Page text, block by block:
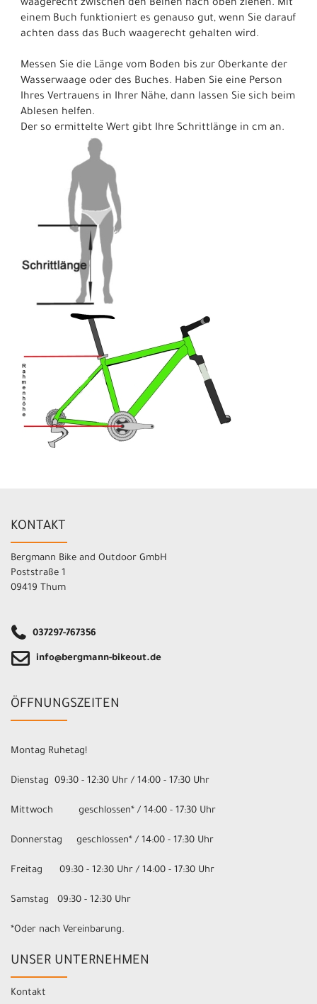
waagerecht zwischen den Beinen nach oben ziehen. Mit
einem Buch funktioniert es genauso gut, wenn Sie darauf
achten dass das Buch waagerecht gehalten wird.
Messen Sie die Länge vom Boden bis zur Oberkante der
Wasserwaage oder des Buches. Haben Sie eine Person
Ihres Vertrauens in Ihrer Nähe, dann lassen Sie sich beim
Ablesen helfen.
Der so ermittelte Wert gibt Ihre Schrittlänge in cm an.
KONTAKT
Bergmann Bike and Outdoor GmbH
Poststraße 1
09419 Thum
037297-767356
info@bergmann-bikeout.de
ÖFFNUNGSZEITEN
Montag Ruhetag!
Dienstag 09:30 - 12:30 Uhr / 14:00 - 17:30 Uhr
Mittwoch geschlossen* / 14:00 - 17:30 Uhr
Donnerstag geschlossen* / 14:00 - 17:30 Uhr
Freitag 09:30 - 12:30 Uhr / 14:00 - 17:30 Uhr
Samstag 09:30 - 12:30 Uhr
*Oder nach Vereinbarung.
UNSER UNTERNEHMEN
Kontakt